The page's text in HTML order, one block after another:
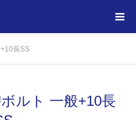
長SS
ルト 一般+10長